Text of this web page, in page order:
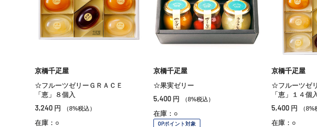
京橋千疋屋
☆フルーツゼリーＧＲＡＣＥ
「恵」８個入
3,240 円 （8%税込）
在庫：○
京橋千疋屋
☆果実ゼリー
5,400 円 （8%税込）
在庫：○
OPポイント対象
京橋千疋屋
☆フルーツゼ
「恵」１４個入
5,400 円 （8%
在庫：○